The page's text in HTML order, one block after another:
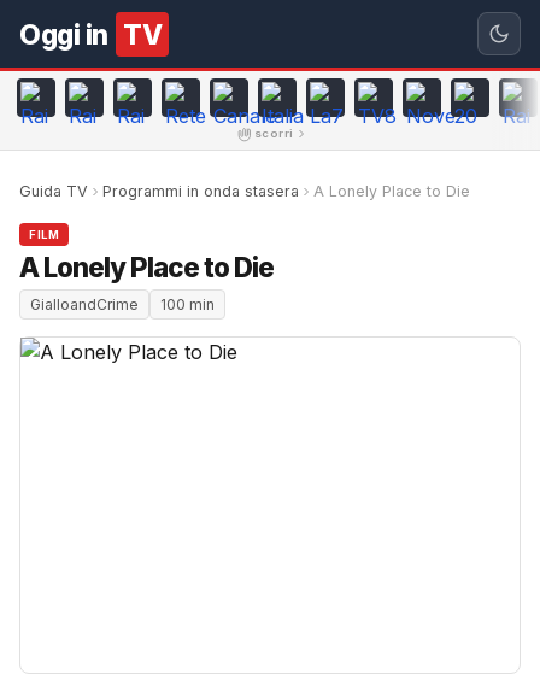
Oggi in TV
scorri
Guida TV Programmi in onda stasera A Lonely Place to Die
FILM
A Lonely Place to Die
GialloandCrime 100 min